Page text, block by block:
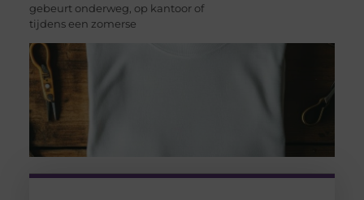
gebeurt onderweg, op kantoor of
tijdens een zomerse